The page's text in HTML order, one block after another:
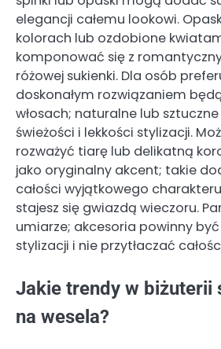
elegancji całemu lookowi.
kolorach lub ozdobione
komponować się z
różowej sukienki. Dla osób
doskonałym rozwiązaniem
włosach; naturalne lub
świeżości i lekkości stylizacji.
rozważyć tiarę lub delikatną
jako oryginalny akcent; takie
całości wyjątkowego
stajesz się gwiazdą wieczoru.
umiarze; akcesoria powinny
stylizacji i nie przytłaczać
Jakie trendy w biżuterii
na wesela?